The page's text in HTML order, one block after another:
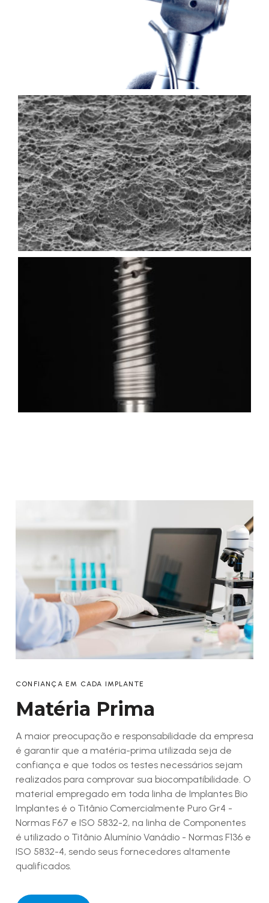
CONFIANÇA EM CADA IMPLANTE
Matéria Prima
A maior preocupação e responsabilidade da empresa
é garantir que a matéria-prima utilizada seja de
confiança e que todos os testes necessários sejam
realizados para comprovar sua biocompatibilidade. O
material empregado em toda linha de Implantes Bio
Implantes é o Titânio Comercialmente Puro Gr4 -
Normas F67 e ISO 5832-2, na linha de Componentes
é utilizado o Titânio Alumínio Vanádio - Normas F136 e
ISO 5832-4, sendo seus fornecedores altamente
qualificados.